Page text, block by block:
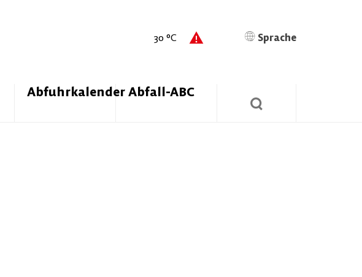
30 °C Sprache
Abfuhrkalender Abfall-ABC